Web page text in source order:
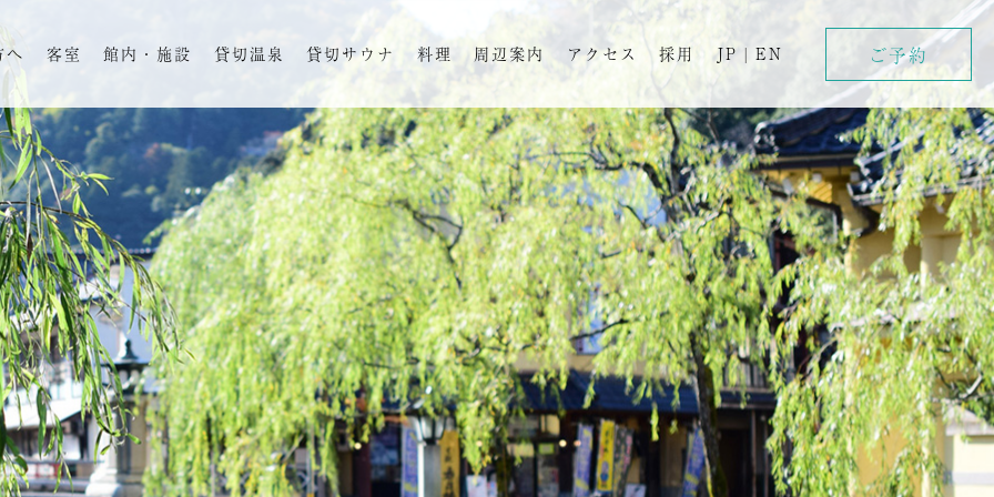
へ 客室 館内・施設 貸切温泉 貸切サウナ 料理 周辺案内 アクセス 採用 JP | EN ご予約